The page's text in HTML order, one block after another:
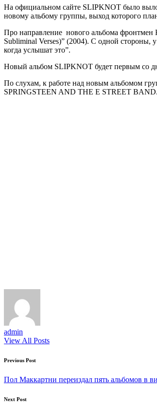
На официальном сайте SLIPKNOT было
новому альбому группы, выход которого
Про направление нового альбома фронтмен
Subliminal Verses)” (2004). С одной стороны,
когда услышат это”.
Новый альбом SLIPKNOT будет первым со
По слухам, к работе над новым альбомом
SPRINGSTEEN AND THE E STREET BAND.
admin
View All Posts
Post
navigation
Previous Post
Пол Маккартни переиздал пять альбомов в
Next Post